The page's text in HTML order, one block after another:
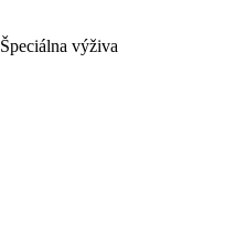
Špeciálna výživa